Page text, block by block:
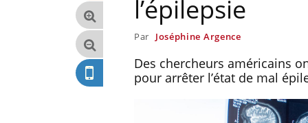
l’épilepsie
Par Joséphine Argence
Des chercheurs américains
pour arrêter l’état de mal